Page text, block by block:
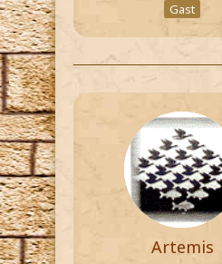
Gast
Artemis